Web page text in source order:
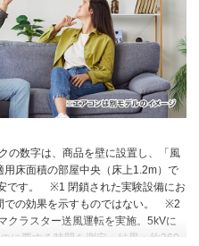
の数字は、商品を壁に設置し、「風
床面積の部屋中央（床上1.2m）で
す。
※1 閉鎖された実験設備にお
の効果を示すものではない。
※2
クラスター送風運転を実施。5kVに
に要する時間を測定。結果：約360